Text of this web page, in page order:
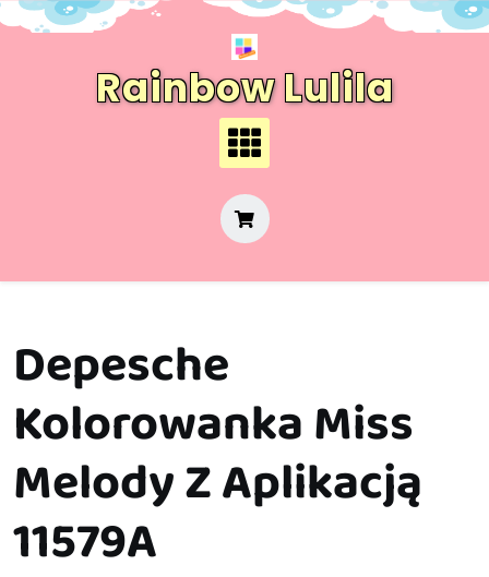
Skip
Rainbow Lulila
Depesche
Kolorowanka Miss
Melody Z Aplikacją
11579A